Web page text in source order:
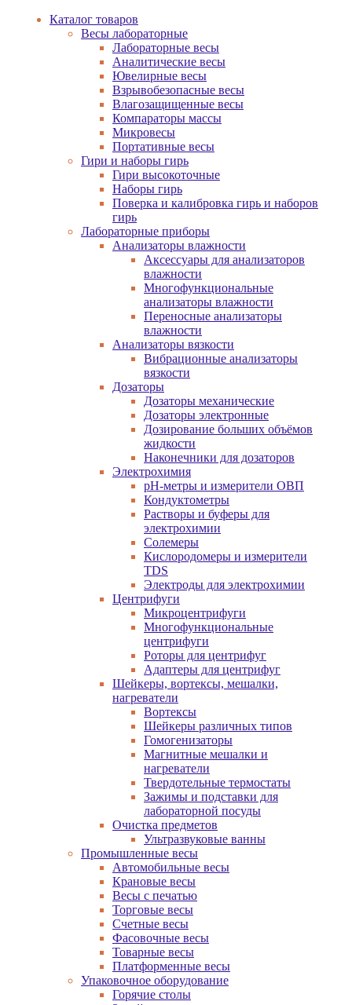
Каталог товаров
Весы лабораторные
Лабораторные весы
Аналитические весы
Ювелирные весы
Взрывобезопасные весы
Влагозащищенные весы
Компараторы массы
Микровесы
Портативные весы
Гири и наборы гирь
Гири высокоточные
Наборы гирь
Поверка и калибровка гирь и наборов
гирь
Лабораторные приборы
Анализаторы влажности
Аксессуары для анализаторов
влажности
Многофункциональные
анализаторы влажности
Переносные анализаторы
влажности
Анализаторы вязкости
Вибрационные анализаторы
вязкости
Дозаторы
Дозаторы механические
Дозаторы электронные
Дозирование больших объёмов
жидкости
Наконечники для дозаторов
Электрохимия
pH-метры и измерители ОВП
Кондуктометры
Растворы и буферы для
электрохимии
Солемеры
Кислородомеры и измерители
TDS
Электроды для электрохимии
Центрифуги
Микроцентрифуги
Многофункциональные
центрифуги
Роторы для центрифуг
Адаптеры для центрифуг
Шейкеры, вортексы, мешалки,
нагреватели
Вортексы
Шейкеры различных типов
Гомогенизаторы
Магнитные мешалки и
нагреватели
Твердотельные термостаты
Зажимы и подставки для
лабораторной посуды
Очистка предметов
Ультразвуковые ванны
Промышленные весы
Автомобильные весы
Крановые весы
Весы с печатью
Торговые весы
Счетные весы
Фасовочные весы
Товарные весы
Платформенные весы
Упаковочное оборудование
Горячие столы